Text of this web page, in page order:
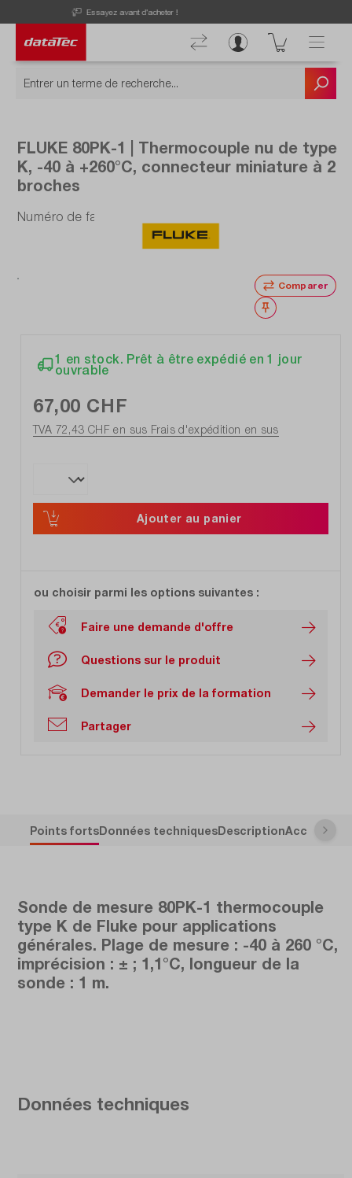
Découvrez nos offres actuelles !
FLUKE 80PK-1 | Thermocouple nu de type
K, -40 à +260°C, connecteur miniature à 2
broches
Numéro de fabrication : 80PK-1
Comparer
Noter
1 en stock. Prêt à être expédié en 1 jour
ouvrable
67,00 CHF
TVA 72,43 CHF en sus Frais d'expédition en sus
Ajouter au panier
ou choisir parmi les options suivantes :
Faire une demande d'offre
Questions sur le produit
Demander le prix de la formation
Partager
Points fortsDonnées techniquesDescription
Sonde de mesure 80PK-1 thermocouple
type K de Fluke pour applications
générales. Plage de mesure : -40 à 260 °C,
imprécision : ± ; 1,1°C, longueur de la
sonde : 1 m.
Données techniques
Now viewing Points forts section